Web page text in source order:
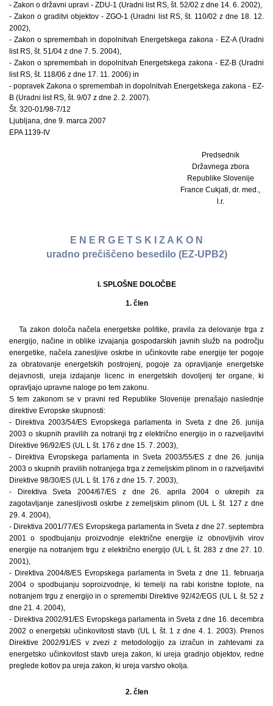
- Zakon o državni upravi - ZDU-1 (Uradni list RS, št. 52/02 z dne 14. 6. 2002),
- Zakon o graditvi objektov - ZGO-1 (Uradni list RS, št. 110/02 z dne 18. 12.
2002),
- Zakon o spremembah in dopolnitvah Energetskega zakona - EZ-A (Uradni
list RS, št. 51/04 z dne 7. 5. 2004),
- Zakon o spremembah in dopolnitvah Energetskega zakona - EZ-B (Uradni
list RS, št. 118/06 z dne 17. 11. 2006) in
- popravek Zakona o spremembah in dopolnitvah Energetskega zakona - EZ-
B (Uradni list RS, št. 9/07 z dne 2. 2. 2007).
Št. 320-01/98-7/12
Ljubljana, dne 9. marca 2007
EPA 1139-IV
Predsednik
Državnega zbora
Republike Slovenije
France Cukjati, dr. med.,
l.r.
E N E R G E T S K I Z A K O N
uradno prečiščeno besedilo (EZ-UPB2)
I. SPLOŠNE DOLOČBE
1. člen
Ta zakon določa načela energetske politike, pravila za delovanje trga z
energijo, načine in oblike izvajanja gospodarskih javnih služb na področju
energetike, načela zanesljive oskrbe in učinkovite rabe energije ter pogoje
za obratovanje energetskih postrojenj, pogoje za opravljanje energetske
dejavnosti, ureja izdajanje licenc in energetskih dovoljenj ter organe, ki
opravljajo upravne naloge po tem zakonu.
S tem zakonom se v pravni red Republike Slovenije prenašajo naslednje
direktive Evropske skupnosti:
- Direktiva 2003/54/ES Evropskega parlamenta in Sveta z dne 26. junija
2003 o skupnih pravilih za notranji trg z električno energijo in o razveljavitvi
Direktive 96/92/ES (UL L št. 176 z dne 15. 7. 2003),
- Direktiva Evropskega parlamenta in Sveta 2003/55/ES z dne 26. junija
2003 o skupnih pravilih notranjega trga z zemeljskim plinom in o razveljavitvi
Direktive 98/30/ES (UL L št. 176 z dne 15. 7. 2003),
- Direktiva Sveta 2004/67/ES z dne 26. aprila 2004 o ukrepih za
zagotavljanje zanesljivosti oskrbe z zemeljskim plinom (UL L št. 127 z dne
29. 4. 2004),
- Direktiva 2001/77/ES Evropskega parlamenta in Sveta z dne 27. septembra
2001 o spodbujanju proizvodnje električne energije iz obnovljivih virov
energije na notranjem trgu z električno energijo (UL L št. 283 z dne 27. 10.
2001),
- Direktiva 2004/8/ES Evropskega parlamenta in Sveta z dne 11. februarja
2004 o spodbujanju soproizvodnje, ki temelji na rabi koristne toplote, na
notranjem trgu z energijo in o spremembi Direktive 92/42/EGS (UL L št. 52 z
dne 21. 4. 2004),
- Direktiva 2002/91/ES Evropskega parlamenta in Sveta z dne 16. decembra
2002 o energetski učinkovitosti stavb (UL L št. 1 z dne 4. 1. 2003). Prenos
Direktive 2002/91/ES v zvezi z metodologijo za izračun in zahtevami za
energetsko učinkovitost stavb ureja zakon, ki ureja gradnjo objektov, redne
preglede kotlov pa ureja zakon, ki ureja varstvo okolja.
2. člen